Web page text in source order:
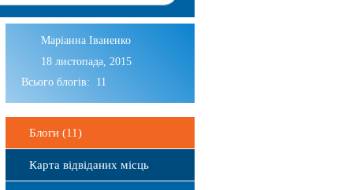
Маріанна Іваненко
18 листопада, 2015
Всього блогів: 11
Блоги (11)
Карта відвіданих місць